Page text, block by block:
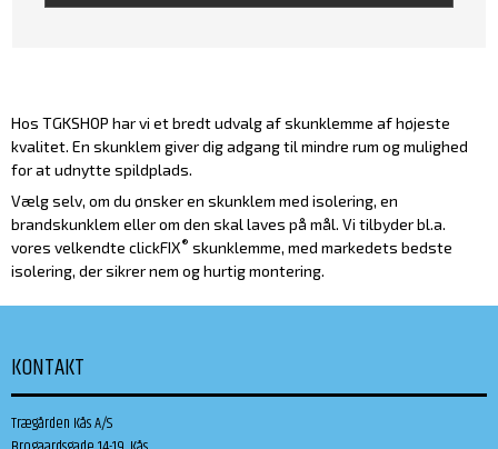
Hos TGKSHOP har vi et bredt udvalg af skunklemme af højeste
kvalitet. En skunklem giver dig adgang til mindre rum og mulighed
for at udnytte spildplads.
Vælg selv, om du ønsker en skunklem med isolering, en
brandskunklem eller om den skal laves på mål. Vi tilbyder bl.a.
vores velkendte clickFIX® skunklemme, med markedets bedste
isolering, der sikrer nem og hurtig montering.
KONTAKT
Trægården Kås A/S